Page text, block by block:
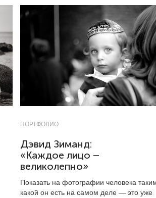
ПОРТФОЛИО
Дэвид Зиманд:
«Каждое лицо –
великолепно»
Показать на фотографии человека
какой он есть на самом деле — это уже